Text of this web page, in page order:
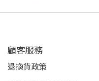
顧客服務
退換貨政策